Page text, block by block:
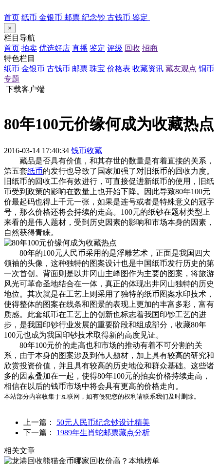
首页 纸币 金银币 邮票 纪念钞 古钱币 鉴定
×
栏目导航
首页 拍卖 优选好店 直播 鉴定 评级 回收 招商
特色栏目
纸币 金银币 古钱币 邮票 珠宝 价格表 收藏资讯 藏友观点 铜币
专题
下载客户端
80年100元价缘何成为收藏热点
2016-03-14 17:40:34 钱币收藏
藏品是否具有价值，和其存世的数量是有着直接的关系，
第五套纸币的发行也导致了国家加强了对旧纸币的回收力度。
旧纸币的回收工作有效进行，可直接促进新纸币的使用，旧纸
币受到政策的影响在数量上也开始下降。因此导致80年100元
价最起码也得上千元一张，如果是连号或者是特殊意义的冠字
号，那么价格还将会持续的走高。100元的纸钞在题材类型上
来看的是伟人题材，受到历史因素的影响和市场本身的因素，
自然获得青睐。
80年的100元人民币采用的是浮雕艺术，正面是我国四大
领袖的头像，这种独特的图案设计也是中国纸币发行历史的第
一次首创。背面则是以井冈山主峰图作为主要的图案，将旅游
风光可革命圣地结合在一体，真正的体现出井冈山独特的历史
地位。其次就是在工艺上则采用了独特的纸币图案水印技术，
使得整体的图案在线条和图景的表现上更加的丰富多彩，富有
质感。此套纸币在工艺上的创新也标志着我国印钞工艺的进
步，是我国印钞行业发展的重要阶段和组成部分，收藏80年
100元也成为我国印钞技术取得新的高度见证。
80年100元价的走高也和市场的推动有着不可分割的关
系，由于本身的图案涉及到伟人题材，加上具有较高的研究和
欣赏投资价值，并且具有较高的历史地位和群众基础。这些诸
多的因素叠加在一起，使得80年100元的拍卖价格持续走高，
相信在以后的钱币市场中将会具有更高的价格走向。
本站部分内容收集于互联网，如有侵犯您的权利请联系我们及时删除。
上一篇： 50元人民币纪念钞设计精美
下一篇： 1989年生肖蛇邮票藏点分析
相关文章